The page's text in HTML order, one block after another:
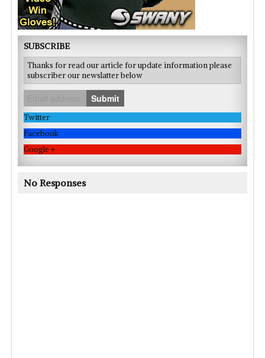
SUBSCRIBE
Thanks for read our article for update information please
subscriber our newslatter below
Submit
Twitter
Facebook
Google +
No Responses